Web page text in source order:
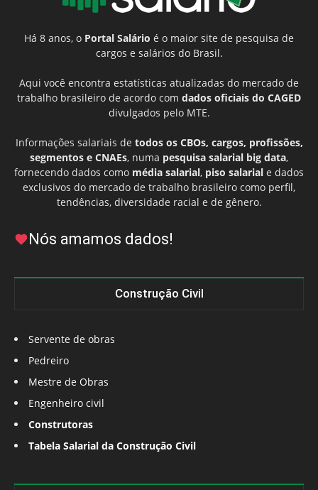
Há 8 anos, o Portal Salário é o maior site de pesquisa de
cargos e salários do Brasil.
Aqui você encontra estatísticas atualizadas do mercado de
trabalho brasileiro de acordo com dados oficiais do CAGED
divulgados pelo MTE.
Informações salariais de todos os CBOs, cargos, profissões,
segmentos e CNAEs, numa pesquisa salarial big data,
fornecendo dados como média salarial, piso salarial e dados
exclusivos do mercado de trabalho brasileiro como perfil,
tendências, diversidade racial e de gênero.
Nós amamos dados!
Construção Civil
Servente de obras
Pedreiro
Mestre de Obras
Engenheiro civil
Construtoras
Tabela Salarial da Construção Civil